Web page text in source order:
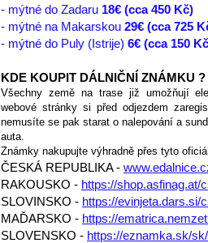
- mýtné do Zadaru 18€ (cca 450 Kč)
- mýtné na Makarskou 29€ (cca 725
- mýtné do Puly (Istrije) 6€ (cca 150
KDE KOUPIT DÁLNIČNÍ ZNÁMKU ?
Všechny země na trase již umožňují
webové stránky si před odjezdem
nemusíte se pak starat o nalepování a
auta.
Známky nakupujte výhradně přes tyto
ČESKÁ REPUBLIKA -
RAKOUSKO - https://shop.asfinag.at/
SLOVINSKO - https://evinjeta.dars.si/
​MAĎARSKO - https://
SLOVENSKO - https://eznamka.sk/sk/